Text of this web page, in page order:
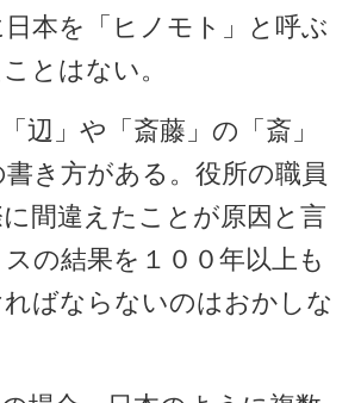
本を「ヒノモト」と呼ぶ
とはない。
辺」や「斎藤」の「斎」
き方がある。役所の職員
間違えたことが原因と言
の結果を１００年以上も
ばならないのはおかしな